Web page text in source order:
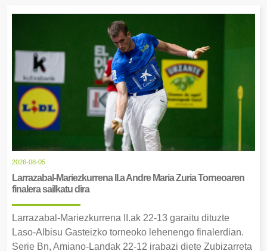
2026-08-05
Larrazabal-Mariezkurrena II.a Andre Maria Zuria Torneoaren
finalera sailkatu dira
Larrazabal-Mariezkurrena II.ak 22-13 garaitu dituzte
Laso-Albisu Gasteizko torneoko lehenengo finalerdian.
Serie Bn, Amiano-Landak 22-12 irabazi diete Zubizarreta